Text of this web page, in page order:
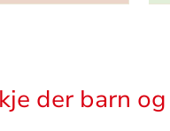
der barn